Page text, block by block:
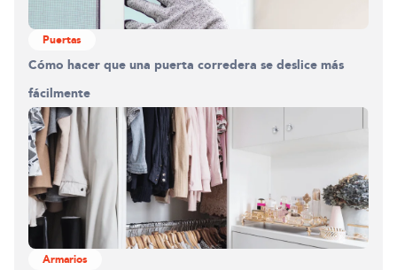
Puertas
Cómo hacer que una puerta corredera se deslice más
fácilmente
Armarios